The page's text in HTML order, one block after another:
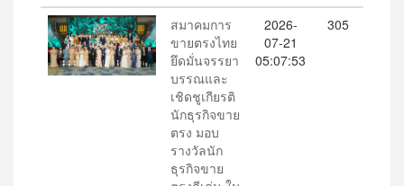
สมาคมการ
ขายตรงไทย
ยึดมั่นจรรยา
บรรณและ
เชิดชูเกียรติ
นักธุรกิจขาย
ตรง มอบ
รางวัลนัก
ธุรกิจขาย
2026-
07-21
05:07:53
305